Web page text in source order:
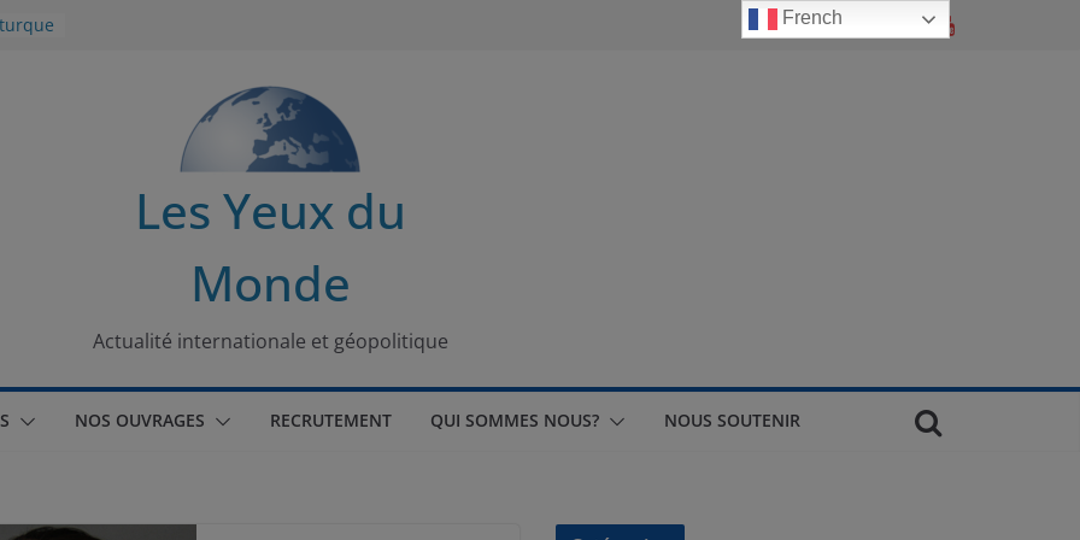
Les Yeux du
Monde
Actualité internationale et géopolitique
NOS OUVRAGES RECRUTEMENT QUI SOMMES NOUS? NOUS SOUTENIR
French